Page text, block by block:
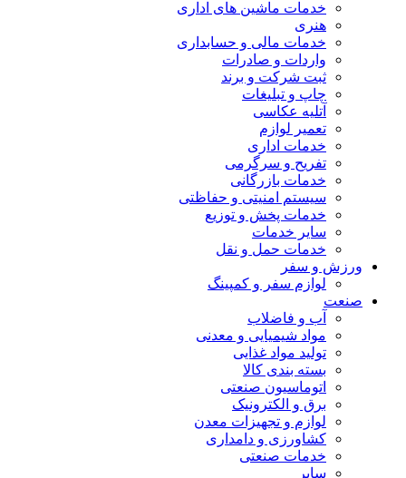
خدمات ماشین های اداری
هنری
خدمات مالی و حسابداری
واردات و صادرات
ثبت شرکت و برند
چاپ و تبلیغات
آتلیه عکاسی
تعمیر لوازم
خدمات اداری
تفریح و سرگرمی
خدمات بازرگانی
سیستم امنیتی و حفاظتی
خدمات پخش و توزیع
سایر خدمات
خدمات حمل و نقل
ورزش و سفر
لوازم سفر و کمپینگ
صنعت
آب و فاضلاب
مواد شیمیایی و معدنی
تولید مواد غذایی
بسته بندی کالا
اتوماسیون صنعتی
برق و الکترونیک
لوازم و تجهیزات معدن
کشاورزی و دامداری
خدمات صنعتی
سایر